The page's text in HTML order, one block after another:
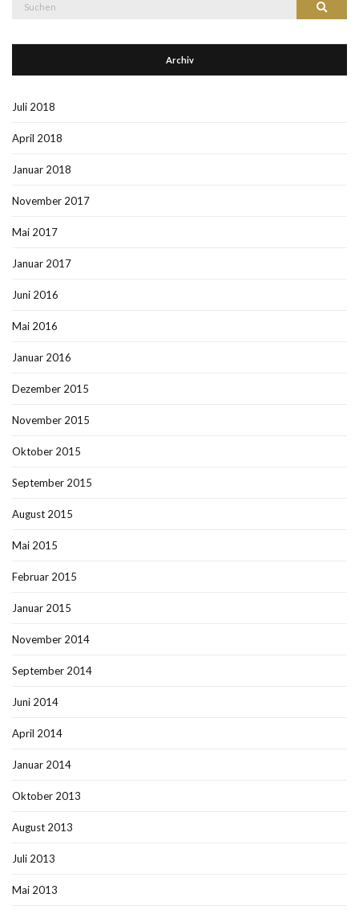
Suchen
Archiv
Juli 2018
April 2018
Januar 2018
November 2017
Mai 2017
Januar 2017
Juni 2016
Mai 2016
Januar 2016
Dezember 2015
November 2015
Oktober 2015
September 2015
August 2015
Mai 2015
Februar 2015
Januar 2015
November 2014
September 2014
Juni 2014
April 2014
Januar 2014
Oktober 2013
August 2013
Juli 2013
Mai 2013